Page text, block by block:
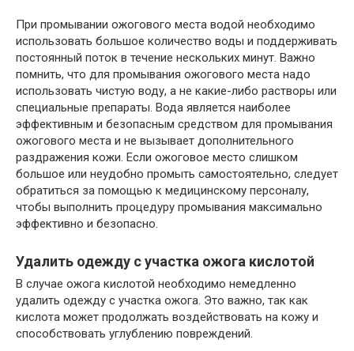
При промывании ожогового места водой необходимо
использовать большое количество воды и поддерживать
постоянный поток в течение нескольких минут. Важно
помнить, что для промывания ожогового места надо
использовать чистую воду, а не какие-либо растворы или
специальные препараты. Вода является наиболее
эффективным и безопасным средством для промывания
ожогового места и не вызывает дополнительного
раздражения кожи. Если ожоговое место слишком
большое или неудобно промыть самостоятельно, следует
обратиться за помощью к медицинскому персоналу,
чтобы выполнить процедуру промывания максимально
эффективно и безопасно.
Удалить одежду с участка ожога кислотой
В случае ожога кислотой необходимо немедленно
удалить одежду с участка ожога. Это важно, так как
кислота может продолжать воздействовать на кожу и
способствовать углублению повреждений.